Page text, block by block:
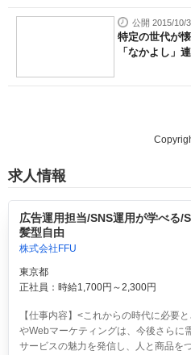
公開 2015/10/
特定の世代が
「なかよし」
求人情報
広告運用担当/SNS運用が学べる/
髪型自由
株式会社FFU
東京都
正社員：時給1,700円～2,300円
【仕事内容】<これからの時代に必要
やWebマーケティングは、今後さらに
サービスの魅力を発信し、人と商品を